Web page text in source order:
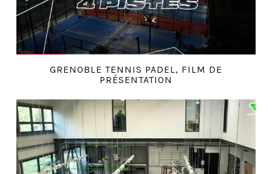
GRENOBLE TENNIS PADEL, FILM DE
PRÉSENTATION